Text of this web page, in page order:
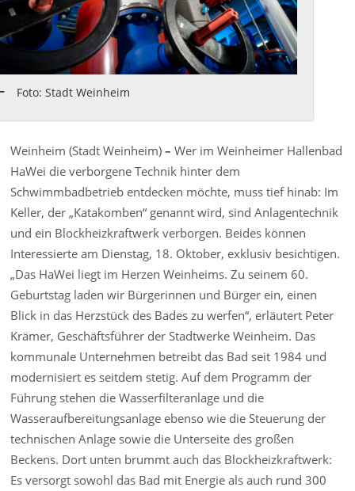
Foto: Stadt Weinheim
Weinheim (Stadt Weinheim)–Wer im Weinheimer Hallenbad
HaWei die verborgene Technik hinter dem
Schwimmbadbetrieb entdecken möchte, muss tief hinab: Im
Keller, der „Katakomben“ genannt wird, sind Anlagentechnik
und ein Blockheizkraftwerk verborgen. Beides können
Interessierte am Dienstag, 18. Oktober, exklusiv besichtigen.
„Das HaWei liegt im Herzen Weinheims. Zu seinem 60.
Geburtstag laden wir Bürgerinnen und Bürger ein, einen
Blick in das Herzstück des Bades zu werfen“, erläutert Peter
Krämer, Geschäftsführer der Stadtwerke Weinheim. Das
kommunale Unternehmen betreibt das Bad seit 1984 und
modernisiert es seitdem stetig. Auf dem Programm der
Führung stehen die Wasserfilteranlage und die
Wasseraufbereitungsanlage ebenso wie die Steuerung der
technischen Anlage sowie die Unterseite des großen
Beckens. Dort unten brummt auch das Blockheizkraftwerk:
Es versorgt sowohl das Bad mit Energie als auch rund 300